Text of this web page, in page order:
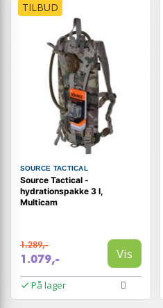
TILBUD
SOURCE TACTICAL
Source Tactical -
hydrationspakke 3 l,
Multicam
1.289,-
1.079,- Vis
På lager